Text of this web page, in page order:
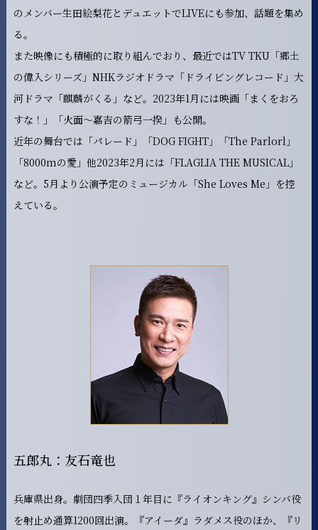
のメンバー生田絵梨花とデュエットでLIVEにも参加、話題を集め
る。
また映像にも積極的に取り組んでおり、最近ではTV TKU「郷土
の偉入シリーズ」NHKラジオドラマ「ドライビングレコード」大
河ドラマ「麒麟がくる」など。2023年1月には映画「まくをおろ
すな！」「火面～嘉吉の箭弓一揆」も公開。
近年の舞台では「パレード」「DOG FIGHT」「The Parlorl」
「8000mの愛」他2023年2月には「FLAGLIA THE MUSICAL」
など。5月より公演予定のミュージカル「She Loves Me」を控
えている。
五郎丸：友石竜也
兵庫県出身。劇団四季入団１年目に『ライオンキング』シンバ役
を射止め通算1200回出演。『アイーダ』ラダメス役のほか、『リ